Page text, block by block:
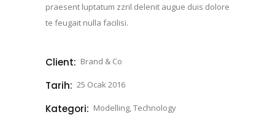
praesent luptatum zzril delenit augue duis dolore
te feugait nulla facilisi.
Client: Brand & Co
Tarih: 25 Ocak 2016
Kategori: Modelling, Technology